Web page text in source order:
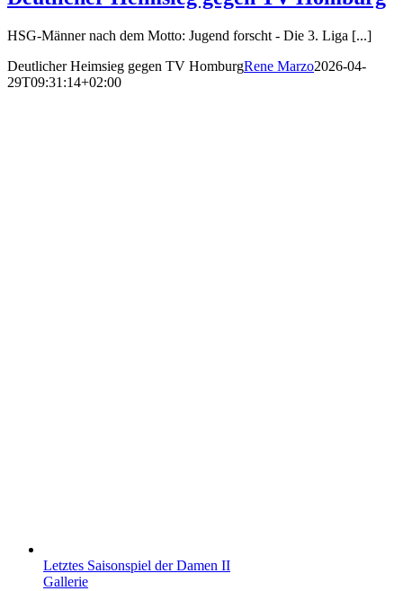
HSG-Männer nach dem Motto: Jugend forscht - Die 3. Liga [...]
Deutlicher Heimsieg gegen TV HomburgRene Marzo2026-04-
29T09:31:14+02:00
Letztes Saisonspiel der Damen II
Gallerie